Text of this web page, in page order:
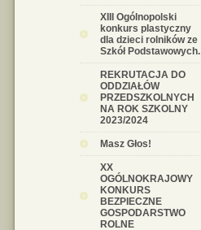
XIII Ogólnopolski
konkurs plastyczny
dla dzieci rolników ze
Szkół Podstawowych.
REKRUTACJA DO
ODDZIAŁÓW
PRZEDSZKOLNYCH
NA ROK SZKOLNY
2023/2024
Masz Głos!
XX
OGÓLNOKRAJOWY
KONKURS
BEZPIECZNE
GOSPODARSTWO
ROLNE